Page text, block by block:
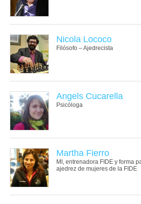
Nicola Lococo
Filósofo – Ajedrecista
Angels Cucarella
Psicóloga
Martha Fierro
MI, entrenadora FIDE y forma
ajedrez de mujeres de la FIDE